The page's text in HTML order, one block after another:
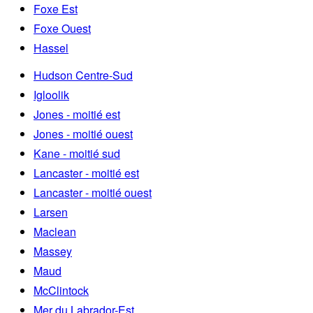
Foxe Est
Foxe Ouest
Hassel
Hudson Centre-Sud
Igloolik
Jones - moitié est
Jones - moitié ouest
Kane - moitié sud
Lancaster - moitié est
Lancaster - moitié ouest
Larsen
Maclean
Massey
Maud
McClintock